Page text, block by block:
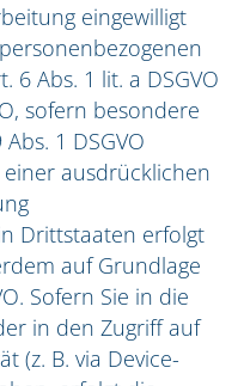
eingewilligt
6 Abs. 1 lit. a DSGVO
sofern besondere
1 DSGVO
ausdrücklichen
Drittstaaten erfolgt
auf Grundlage
Sofern Sie in die
in den Zugriff auf
(z. B. via Device-